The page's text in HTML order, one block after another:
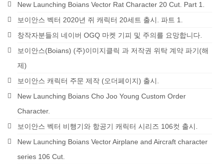
New Launching Boians Vector Rat Character 20 Cut. Part 1.
보이안스 벡터 2020년 쥐 캐릭터 20세트 출시. 파트 1.
창작자분들의 네이버 OGQ 마켓 기피 및 주의를 요망합니다.
보이안스(Boians) (주)이미지클릭 과 저작권 위탁 계약 파기(해
제)
보이안스 캐릭터 주문 제작 (오더페이지) 출시.
New Launching Boians Cho Joo Young Custom Order
Character.
보이안스 벡터 비행기와 항공기 캐릭터 시리즈 106컷 출시.
New Launching Boians Vector Airplane and Aircraft character
series 106 Cut.